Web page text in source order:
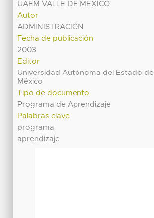
UAEM VALLE DE MÉXICO
Autor
ADMINISTRACIÓN
Fecha de publicación
2003
Editor
Universidad Autónoma del Estado de
México
Tipo de documento
Programa de Aprendizaje
Palabras clave
programa
aprendizaje